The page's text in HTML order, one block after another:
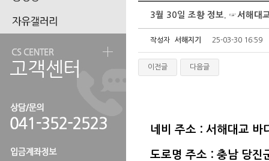
3월 30일 조황 정보. ☞서해대
작성자 서해지기 25-03-30 16:59
이전글 다음글
네비 주소 : 서해대교 바
도로명 주소 : 충남 당